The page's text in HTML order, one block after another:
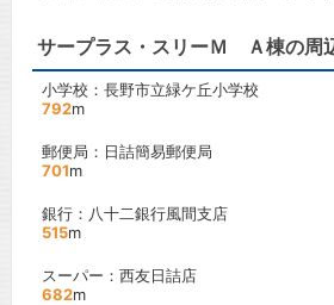
サープラス・スリーＭ Ａ棟の周
小学校：長野市立緑ケ丘小学校
792m
郵便局：日詰簡易郵便局
701m
銀行：八十二銀行風間支店
515m
スーパー：西友日詰店
682m